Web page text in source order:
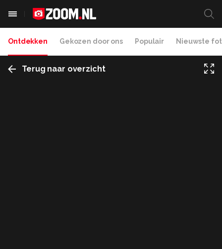
Ontdekken Gekozen door ons Populair Nieuwste
Terug naar overzicht